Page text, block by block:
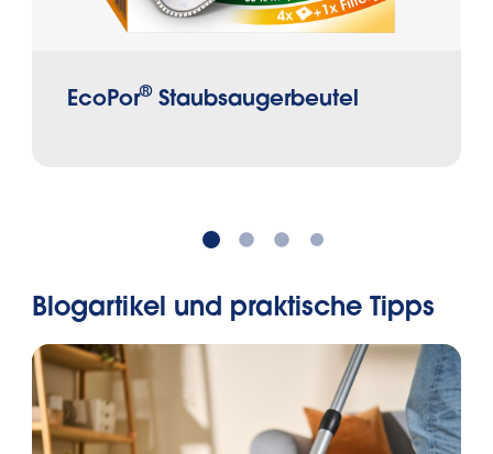
EcoPor® Staubsaugerbeutel
Blogartikel und praktische Tipps